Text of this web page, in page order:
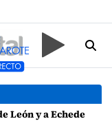
anomalías en contratos festivos